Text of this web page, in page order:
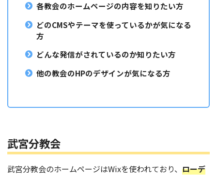
各教会のホームページの内容を知りたい方
どのCMSやテーマを使っているかが気になる
方
どんな発信がされているのか知りたい方
他の教会のHPのデザインが気になる方
武宮分教会
武宮分教会のホームページはWixを使われており、 ローデ